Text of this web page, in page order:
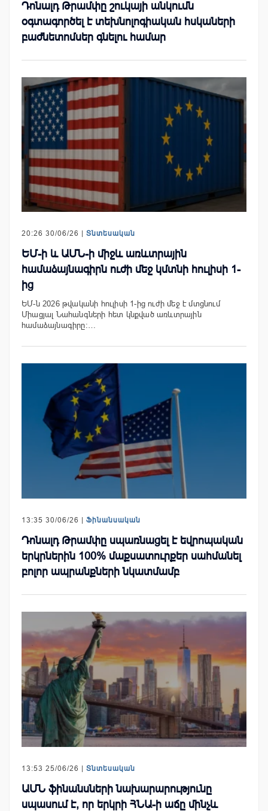
Դոնալդ Թրամփը շուկայի անկումն
օգտագործել է տեխնոլոգիական հսկաների
բաժնետոմսեր գնելու համար
20:26 30/06/26 | Տնտեսական
ԵՄ-ի և ԱՄՆ-ի միջև առևտրային
համաձայնագիրն ուժի մեջ կմտնի հուլիսի 1-
ից
ԵՄ-ն 2026 թվականի հուլիսի 1-ից ուժի մեջ է մտցնում
Միացյալ Նահանգների հետ կնքված առևտրային
համաձայնագիրը։…
13:35 30/06/26 | Ֆինանսական
Դոնալդ Թրամփը սպառնացել է եվրոպական
երկրներին 100% մաքսատուրքեր սահմանել
բոլոր ապրանքների նկատմամբ
13:53 25/06/26 | Տնտեսական
ԱՄՆ ֆինանսների նախարարությունը
սպասում է, որ երկրի ՀՆԱ-ի աճը մինչև